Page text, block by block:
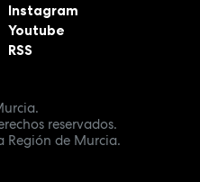
reservados.
Región de Murcia.
Instagram
Youtube
RSS